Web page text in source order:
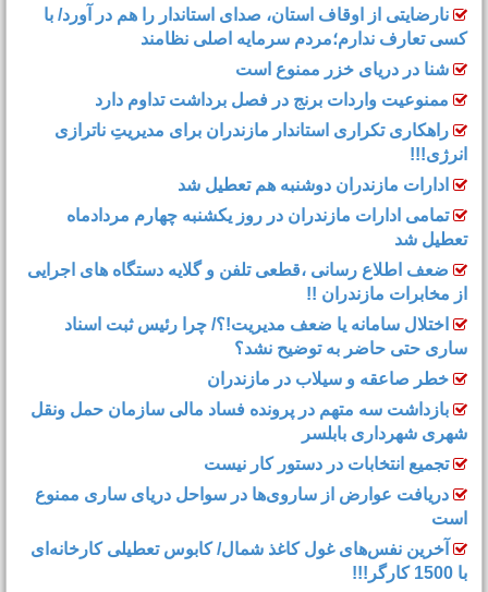
نارضایتی از اوقاف استان، صدای استاندار را هم در آورد/ با
کسی تعارف ندارم؛مردم سرمایه اصلی نظامند
شنا در دریای خزر ممنوع است
ممنوعیت واردات برنج در فصل برداشت تداوم دارد
راهکاری تکراری استاندار مازندران برای مدیریتِ ناترازی
انرژی!!!
ادارات مازندران دوشنبه هم تعطیل شد
تمامی ادارات مازندران در روز یکشنبه چهارم مردادماه
تعطیل شد
ضعف اطلاع رسانی ،قطعی تلفن و گلایه دستگاه های اجرایی
از مخابرات مازندران !!
اختلال سامانه یا ضعف مدیریت!؟/ چرا رئیس ثبت اسناد
ساری حتی حاضر به توضیح نشد؟
خطر صاعقه و سیلاب در مازندران
بازداشت سه متهم در پرونده فساد مالی سازمان حمل‌ ونقل
شهری شهرداری بابلسر
تجمیع انتخابات در دستور کار نیست
دریافت عوارض از ساروی‌ها در سواحل دریای ساری ممنوع
است
آخرین نفس‌های غول کاغذ شمال‌/ ‌کابوس تعطیلی کارخانه‌ای